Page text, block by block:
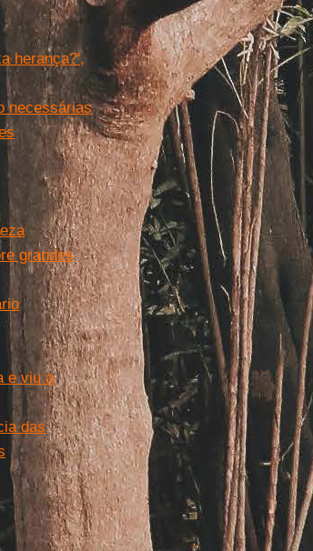
herança?',
necessárias
grandes
e viu a
das